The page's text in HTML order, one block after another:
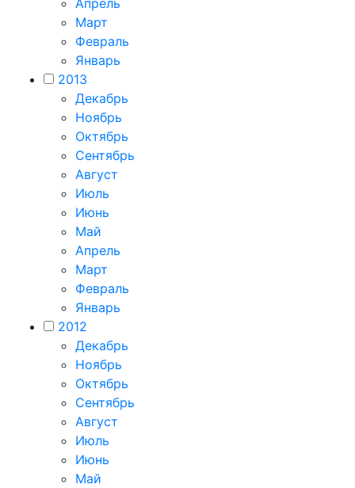
Март
Февраль
Январь
2013
Декабрь
Ноябрь
Октябрь
Сентябрь
Август
Июль
Июнь
Май
Апрель
Март
Февраль
Январь
2012
Декабрь
Ноябрь
Октябрь
Сентябрь
Август
Июль
Июнь
Май